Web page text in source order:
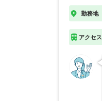
勤務地
アクセス